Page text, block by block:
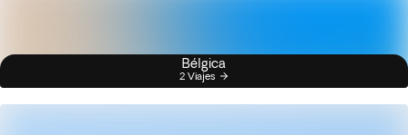
Bélgica
2 Viajes